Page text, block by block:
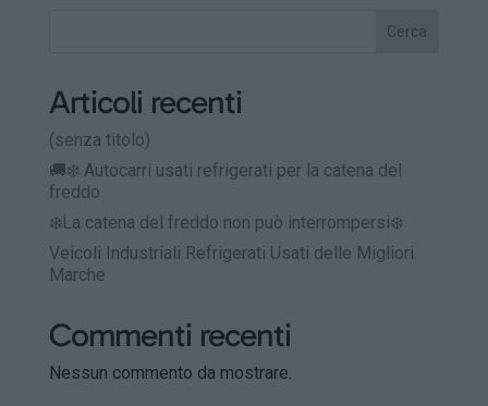
Cerca
Articoli recenti
(senza titolo)
🚚❄️ Autocarri usati refrigerati per la catena del
freddo
❄️La catena del freddo non può interrompersi❄️
Veicoli Industriali Refrigerati Usati delle Migliori
Marche
Commenti recenti
Nessun commento da mostrare.